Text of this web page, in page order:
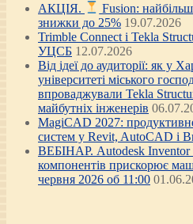
АКЦІЯ.
Fusion:
знижки до 25% 19.07.2026
Trimble Connect і Tekla
УЦСБ 12.07.2026
Від ідеї до аудиторії: як у
університеті міського
впроваджували Tekla
майбутніх інженерів
MagiCAD 2027:
систем у Revit, AutoCAD і
ВЕБІНАР. Autodesk Inventor
компонентів прискорює
червня 2026 об 11:00